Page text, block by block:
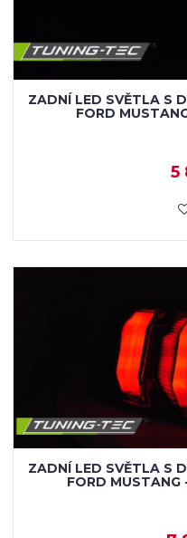
ZADNÍ LED SVĚTLA S
FORD
5
ZADNÍ LED SVĚTLA S
FORD MUSTANG